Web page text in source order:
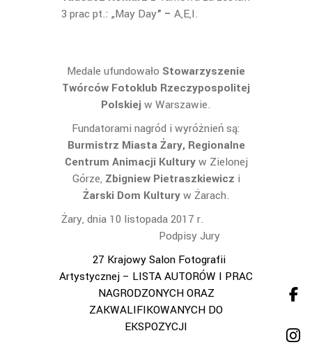
3 prac pt.: „May Day” – A,E,I.
Medale ufundowało Stowarzyszenie
Twórców Fotoklub Rzeczypospolitej
Polskiejw Warszawie.
Fundatorami nagród i wyróżnień są:
Burmistrz Miasta Żary, Regionalne
Centrum Animacji Kulturyw Zielonej
Górze, Zbigniew Pietraszkiewicz i
Żarski Dom Kulturyw Żarach.
Żary, dnia 10 listopada 2017 r.
Podpisy Jury
27 Krajowy Salon Fotografii
Artystycznej – LISTA AUTORÓW I PRAC
NAGRODZONYCH ORAZ
ZAKWALIFIKOWANYCH DO
EKSPOZYCJI